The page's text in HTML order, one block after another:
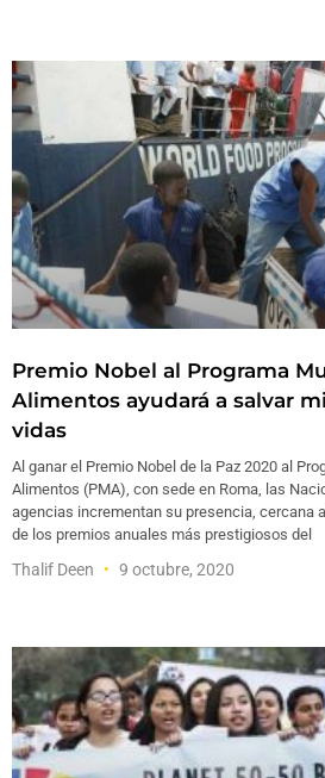
Premio Nobel al Programa
Alimentos ayudará a salvar
vidas
Al ganar el Premio Nobel de la Paz 2020 al
Alimentos (PMA), con sede en Roma, las
agencias incrementan su presencia, cercana
de los premios anuales más prestigiosos del
Thalif Deen 9 octubre, 2020